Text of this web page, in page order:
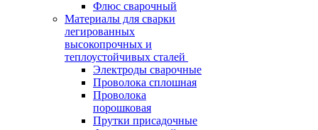
Флюс сварочный
Материалы для сварки
легированных
высокопрочных и
теплоустойчивых сталей
Электроды сварочные
Проволока сплошная
Проволока
порошковая
Прутки присадочные